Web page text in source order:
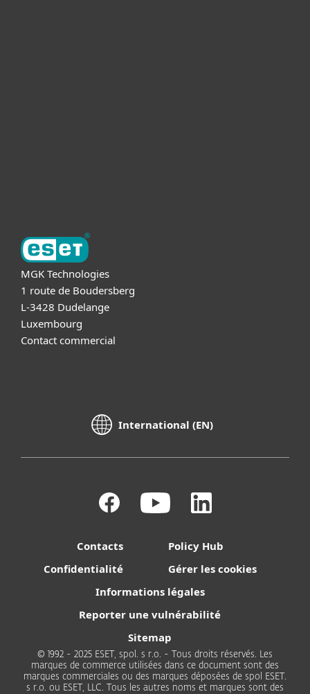
MGK Technologies
1 route de Boudersberg
L-3428 Dudelange
Luxembourg
Contact commercial
International (EN)
Contacts
Policy Hub
Confidentialité
Gérer les cookies
Informations légales
Reporter une vulnérabilité
Sitemap
© 1992 - 2025 ESET, spol. s r.o. - Tous droits réservés. Les
marques de commerce utilisées dans ce document sont des
marques commerciales ou des marques déposées de spol ESET.
s r.o. ou ESET, LLC. Tous les autres noms et marques sont des